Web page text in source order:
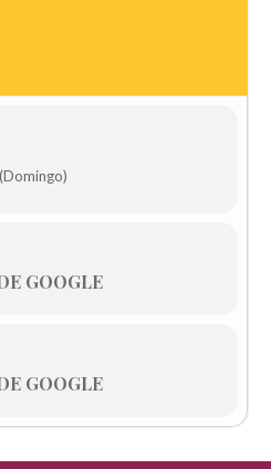
GOOGLE
GOOGLE